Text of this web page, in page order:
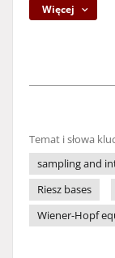
Więcej
Temat i słowa
sampling and
Riesz bases
Wiener-Hopf